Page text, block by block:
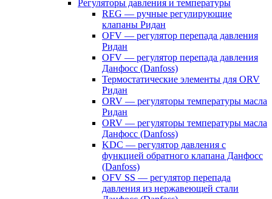
Регуляторы давления и температуры
REG — ручные регулирующие
клапаны Ридан
OFV — регулятор перепада давления
Ридан
OFV — регулятор перепада давления
Данфосс (Danfoss)
Термостатические элементы для ORV
Ридан
ORV — регуляторы температуры масла
Ридан
ORV — регуляторы температуры масла
Данфосс (Danfoss)
KDC — регулятор давления с
функцией обратного клапана Данфосс
(Danfoss)
OFV SS — регулятор перепада
давления из нержавеющей стали